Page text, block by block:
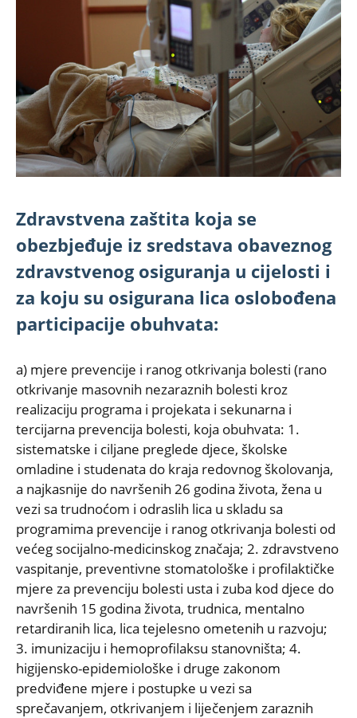
Zdravstvena zaštita koja se
obezbjeđuje iz sredstava obaveznog
zdravstvenog osiguranja u cijelosti i
za koju su osigurana lica oslobođena
participacije obuhvata:
a) mjere prevencije i ranog otkrivanja bolesti (rano
otkrivanje masovnih nezaraznih bolesti kroz
realizaciju programa i projekata i sekunarna i
tercijarna prevencija bolesti, koja obuhvata: 1.
sistematske i ciljane preglede djece, školske
omladine i studenata do kraja redovnog školovanja,
a najkasnije do navršenih 26 godina života, žena u
vezi sa trudnoćom i odraslih lica u skladu sa
programima prevencije i ranog otkrivanja bolesti od
većeg socijalno-medicinskog značaja; 2. zdravstveno
vaspitanje, preventivne stomatološke i profilaktičke
mjere za prevenciju bolesti usta i zuba kod djece do
navršenih 15 godina života, trudnica, mentalno
retardiranih lica, lica tejelesno ometenih u razvoju;
3. imunizaciju i hemoprofilaksu stanovništa; 4.
higijensko-epidemiološke i druge zakonom
predviđene mjere i postupke u vezi sa
sprečavanjem, otkrivanjem i liječenjem zaraznih